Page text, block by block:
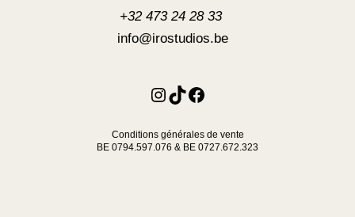
+32 473 24 28 33
info@irostudios.be
Instagram TikTok Facebook
Conditions générales de vente
BE 0794.597.076 & BE 0727.672.323